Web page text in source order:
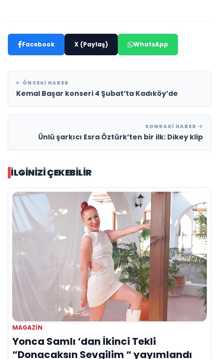
Facebook X (Paylaş) WhatsApp
ÖNCEKI HABER
Kemal Başar konseri 4 Şubat’ta Kadıköy’de
SONRAKI HABER
Ünlü şarkıcı Esra Öztürk’ten bir ilk: Dikey klip
İLGINIZI ÇEKEBILIR
MAGAZIN
Yonca Samlı ‘dan İkinci Tekli
“Donacaksın Sevgilim “ yayımlandı